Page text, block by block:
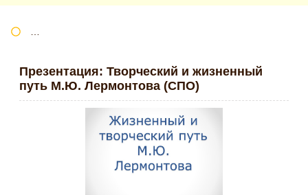
Презентация: Творческий и жизненный
путь М.Ю. Лермонтова (СПО)